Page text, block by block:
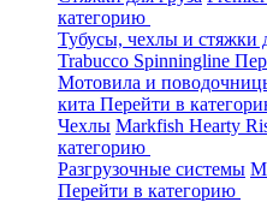
категорию
Тубусы, чехлы и стяжки
Trabucco Spinningline
Мотовила и
кита Перейти в
Чехлы Markfish Hearty
категорию
Разгрузочные системы
Перейти в категорию